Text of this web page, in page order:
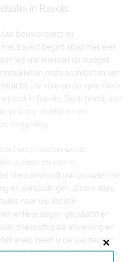
in Ravels
bouwproject bij
traject begint altijd met een
we uw wensen en budget
onze architecten een
bij uw visie en de specifieke
in Ravels. Denk hierbij aan
privacy, zichtlijnen en
omgeving.
ontwerp starten we de
in onze moderne
hieraan wordt uw bouwterrein
en aansluitingen. Zodra alles
naar uw locatie
enkele dagen geplaatst en
overblijft is de afwerking en
weet, heeft u de sleutel van
of bedrijfspand in handen.
Close